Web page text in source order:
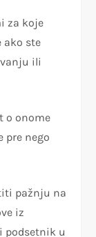
za koje
ako ste
ili
o onome
pre nego
pažnju na
iz
podsetnik u